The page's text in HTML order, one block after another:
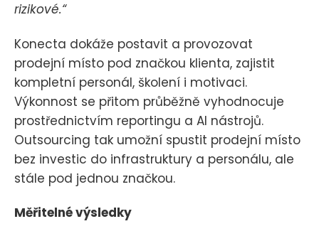
rizikové.“
Konecta dokáže postavit a provozovat
prodejní místo pod značkou klienta, zajistit
kompletní personál, školení i motivaci.
Výkonnost se přitom průběžně vyhodnocuje
prostřednictvím reportingu a AI nástrojů.
Outsourcing tak umožní spustit prodejní místo
bez investic do infrastruktury a personálu, ale
stále pod jednou značkou.
Měřitelné výsledky